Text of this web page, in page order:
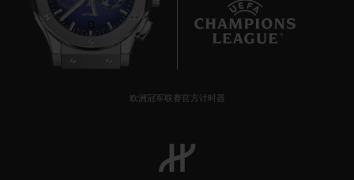
欧洲冠军联赛官方计时器